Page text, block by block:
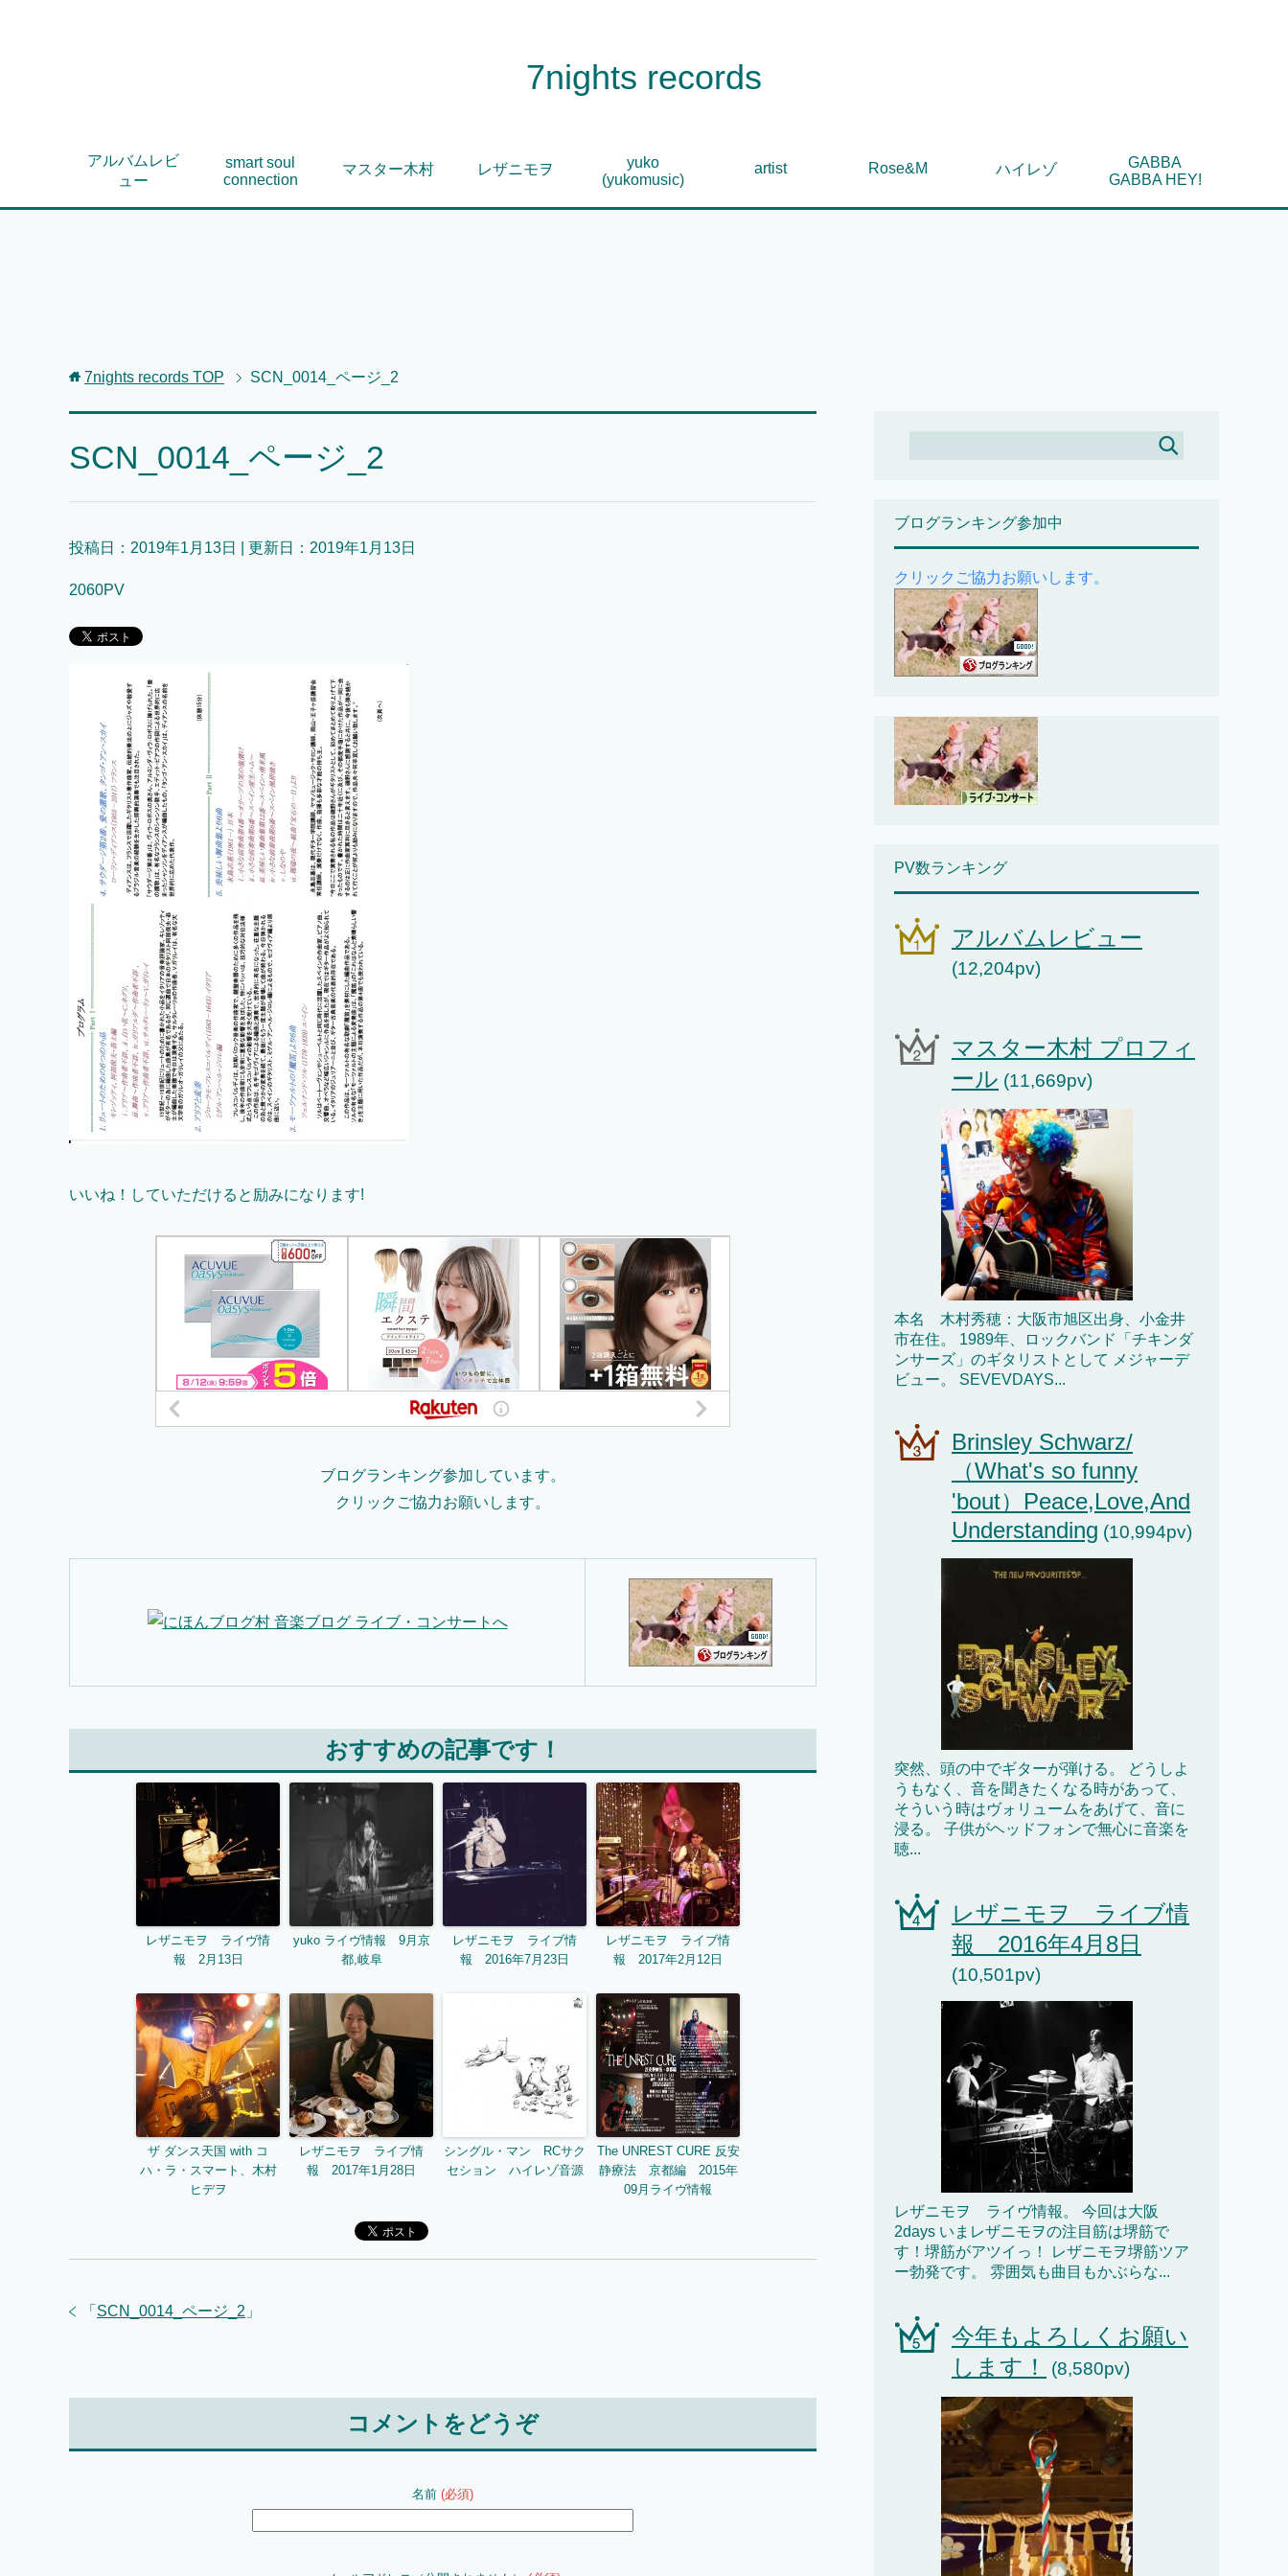
7nights records
アルバムレビ
ュー
smart soul
connection
マスター木村 レザニモヲ
yuko
(yukomusic)
artist Rose&M ハイレゾ
GABBA
GABBA HEY!
7nights records TOP SCN_0014_ページ_2
SCN_0014_ページ_2
投稿日： 2019年1月13日 | 更新日： 2019年1月13日
2060PV
いいね！していただけると励みになります!
ブログランキング参加しています。
クリックご協力お願いします。
おすすめの記事です！
レザニモヲ ライヴ情
報 2月13日
yuko ライヴ情報 9月京
都,岐阜
レザニモヲ ライブ情
報 2016年7月23日
レザニモヲ ライブ情
報 2017年2月12日
ザ ダンス天国 with コ
ハ・ラ・スマート、木村
ヒデヲ
レザニモヲ ライブ情
報 2017年1月28日
シングル・マン RCサク
セション ハイレゾ音源
The UNREST CURE 反安
静療法 京都編 2015年
09月ライヴ情報
「 SCN_0014_ページ_2 」
コメントをどうぞ
名前 (必須)
ブログランキング参加中
クリックご協力お願いします。
PV数ランキング
アルバムレビュー
(12,204pv)
マスター木村 プロフィ
ール (11,669pv)
本名 木村秀穂：大阪市旭区出身、小金井
市在住。 1989年、ロックバンド「チキンダ
ンサーズ」のギタリストとして メジャーデ
ビュー。 SEVEVDAYS...
Brinsley Schwarz/
（What's so funny
'bout）Peace,Love,And
Understanding (10,994pv)
突然、頭の中でギターが弾ける。 どうしよ
うもなく、音を聞きたくなる時があって、
そういう時はヴォリュームをあげて、音に
浸る。 子供がヘッドフォンで無心に音楽を
聴...
レザニモヲ ライブ情
報 2016年4月8日
(10,501pv)
レザニモヲ ライヴ情報。 今回は大阪
2days いまレザニモヲの注目筋は堺筋で
す！堺筋がアツイっ！ レザニモヲ堺筋ツア
ー勃発です。 雰囲気も曲目もかぶらな...
今年もよろしくお願い
します！
(8,580pv)